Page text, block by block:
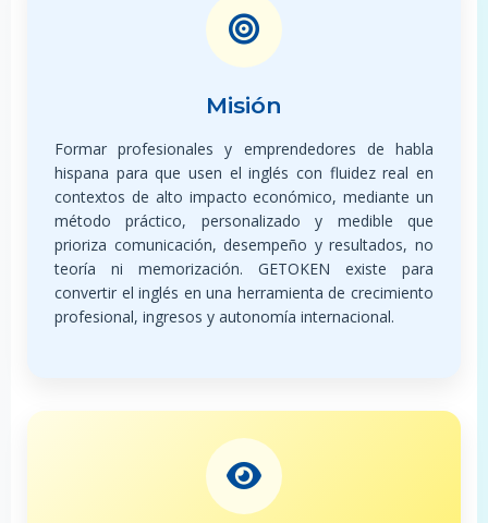
Misión
Formar profesionales y emprendedores de habla
hispana para que usen el inglés con fluidez real en
contextos de alto impacto económico, mediante un
método práctico, personalizado y medible que
prioriza comunicación, desempeño y resultados, no
teoría ni memorización. GETOKEN existe para
convertir el inglés en una herramienta de crecimiento
profesional, ingresos y autonomía internacional.